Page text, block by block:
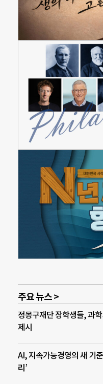
주요 뉴스 >
정몽구재단 장학생들, 과학
제시
AI, 지속가능경영의 새 기
리’